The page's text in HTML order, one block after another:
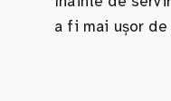
a fi mai ușor